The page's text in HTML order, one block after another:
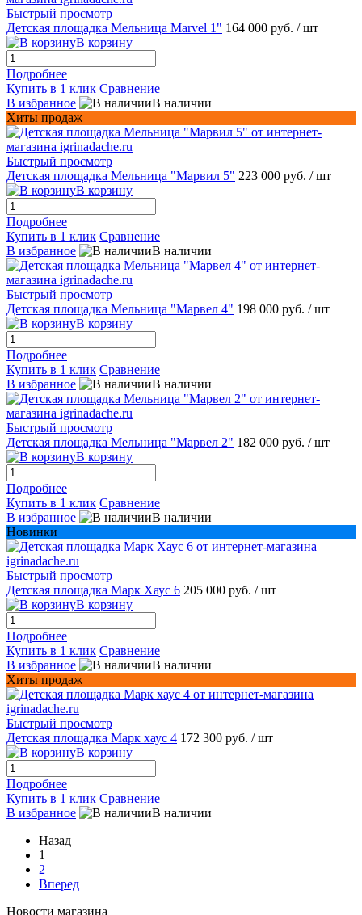
Быстрый просмотр
Детская площадка Мельница Marvel 1" 164 000 руб. / шт
В корзину
Подробнее
Купить в 1 клик Сравнение
В избранное
В наличии
Хиты продаж
Быстрый просмотр
Детская площадка Мельница "Марвил 5" 223 000 руб. / шт
В корзину
Подробнее
Купить в 1 клик Сравнение
В избранное
В наличии
Быстрый просмотр
Детская площадка Мельница "Марвел 4" 198 000 руб. / шт
В корзину
Подробнее
Купить в 1 клик Сравнение
В избранное
В наличии
Быстрый просмотр
Детская площадка Мельница "Марвел 2" 182 000 руб. / шт
В корзину
Подробнее
Купить в 1 клик Сравнение
В избранное
В наличии
Новинки
Быстрый просмотр
Детская площадка Марк Хаус 6 205 000 руб. / шт
В корзину
Подробнее
Купить в 1 клик Сравнение
В избранное
В наличии
Хиты продаж
Быстрый просмотр
Детская площадка Марк хаус 4 172 300 руб. / шт
В корзину
Подробнее
Купить в 1 клик Сравнение
В избранное
В наличии
Назад
1
2
Вперед
Новости магазина